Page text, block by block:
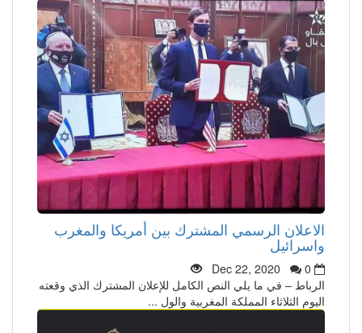
الاعلان الرسمي المشترك بين أمريكا والمغرب
واسرائيل
Dec 22, 2020
0
الرباط – في ما يلي النص الكامل للإعلان المشترك الذي وقعته
اليوم الثلاثاء المملكة المغربية والول ...